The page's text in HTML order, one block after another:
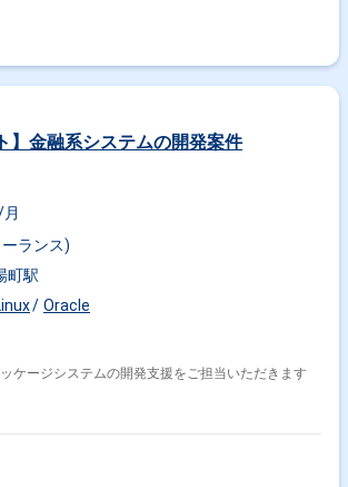
】金融系システムの開発案件
ランス)
町駅
Oracle
ケージシステムの開発支援をご担当いただきます